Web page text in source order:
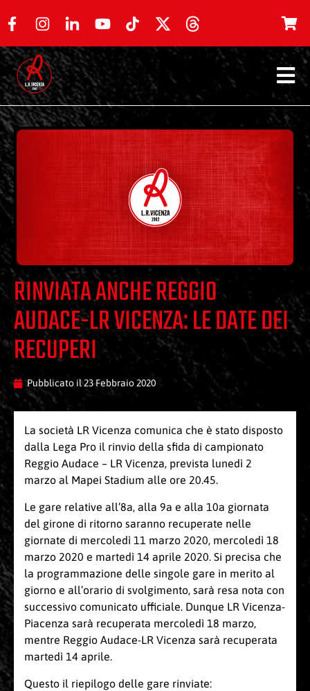
RINVIATA ANCHE REGGIO
AUDACE-LR VICENZA: LE DATE DEI
RECUPERI
Pubblicato il23 Febbraio 2020
La società LR Vicenza comunica che è stato disposto
dalla Lega Pro il rinvio della sfida di campionato
Reggio Audace – LR Vicenza, prevista lunedì 2
marzo al Mapei Stadium alle ore 20.45.
Le gare relative all’8a, alla 9a e alla 10a giornata
del girone di ritorno saranno recuperate nelle
giornate di mercoledì 11 marzo 2020, mercoledì 18
marzo 2020 e martedì 14 aprile 2020. Si precisa che
la programmazione delle singole gare in merito al
giorno e all’orario di svolgimento, sarà resa nota con
successivo comunicato ufficiale. Dunque LR Vicenza-
Piacenza sarà recuperata mercoledì 18 marzo,
mentre Reggio Audace-LR Vicenza sarà recuperata
martedì 14 aprile.
Questo il riepilogo delle gare rinviate: